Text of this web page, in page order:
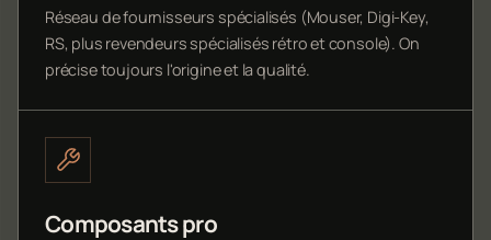
Réseau de fournisseurs spécialisés (Mouser, Digi-Key,
RS, plus revendeurs spécialisés rétro et console). On
précise toujours l'origine et la qualité.
Composants pro